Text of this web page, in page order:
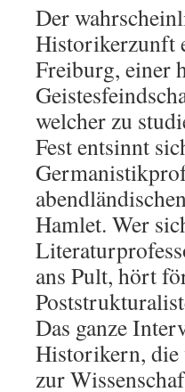
Der
Historikerzunft
Freiburg, einer
welcher zu
Fest entsinnt
Hamlet. Wer
ans Pult, hört
Das ganze
Historikern, die
zur